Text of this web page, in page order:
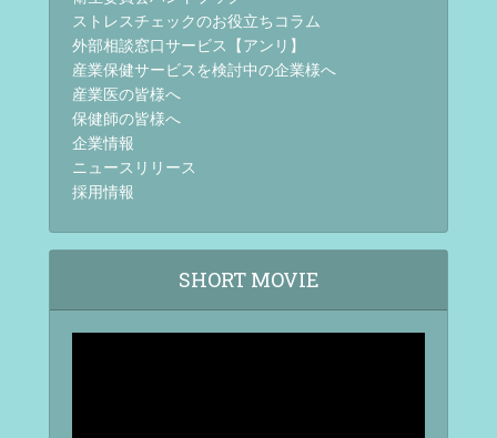
ストレスチェックのお役立ちコラム
外部相談窓口サービス【アンリ】
産業保健サービスを検討中の企業様へ
産業医の皆様へ
保健師の皆様へ
企業情報
ニュースリリース
採用情報
SHORT MOVIE